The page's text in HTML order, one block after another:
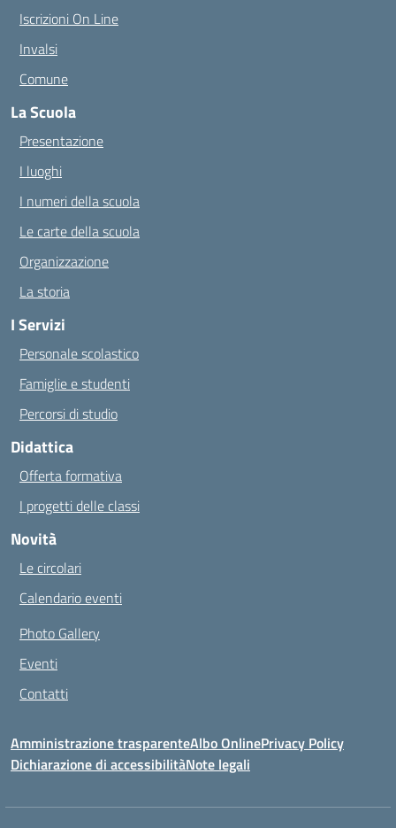
Iscrizioni On Line
Invalsi
Comune
La Scuola
Presentazione
I luoghi
I numeri della scuola
Le carte della scuola
Organizzazione
La storia
I Servizi
Personale scolastico
Famiglie e studenti
Percorsi di studio
Didattica
Offerta formativa
I progetti delle classi
Novità
Le circolari
Calendario eventi
Photo Gallery
Eventi
Contatti
Amministrazione trasparenteAlbo OnlinePrivacy Policy
Dichiarazione di accessibilitàNote legali